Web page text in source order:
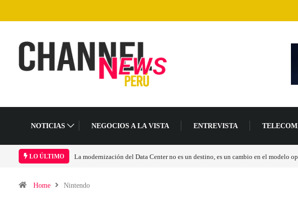
NOTICIAS NEGOCIOS A LA VISTA ENTREVISTA TELECOM
LO ÚLTIMO Los ingresos por semiconductores aumentarán más de un 94 % en 2026
Home Nintendo